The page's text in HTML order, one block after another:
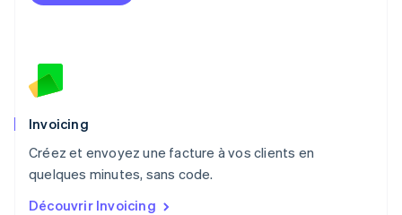
Invoicing
Créez et envoyez une facture à vos clients en
quelques minutes, sans code.
Découvrir Invoicing
Mexique
English
Nouvelle-Zélande
Pays-Bas
Nederlands
Pologne
English
PortuguêsEnglish